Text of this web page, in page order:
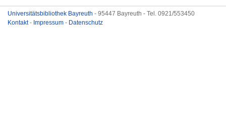
Universitätsbibliothek Bayreuth - 95447 Bayreuth - Tel. 0921/553450
Kontakt- Impressum - Datenschutz